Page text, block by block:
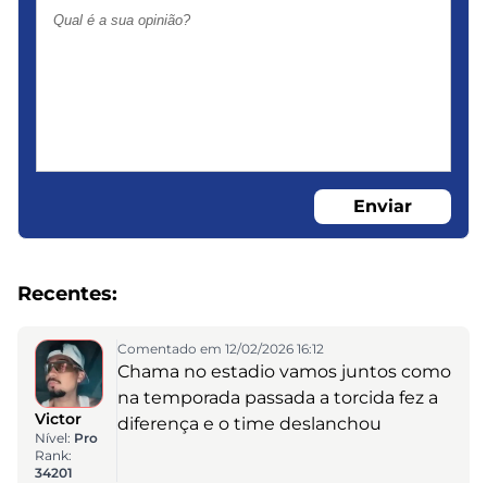
Enviar
Recentes:
Victor
Nível: Pro
Rank:
34201
Comentado em 12/02/2026 16:12
Chama no estadio vamos juntos como
na temporada passada a torcida fez a
diferença e o time deslanchou